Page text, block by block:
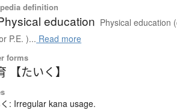
definition
education Physical education
P.E. )... Read more
forms
【たいく】
: Irregular kana usage.